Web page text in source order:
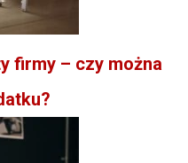
firmy – czy można